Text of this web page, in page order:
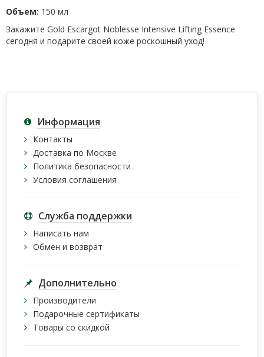
Объем: 150 мл
Закажите Gold Escargot Noblesse Intensive Lifting Essence
сегодня и подарите своей коже роскошный уход!
Информация
Контакты
Доставка по Москве
Политика безопасности
Условия соглашения
Служба поддержки
Написать нам
Обмен и возврат
Дополнительно
Производители
Подарочные сертификаты
Товары со скидкой